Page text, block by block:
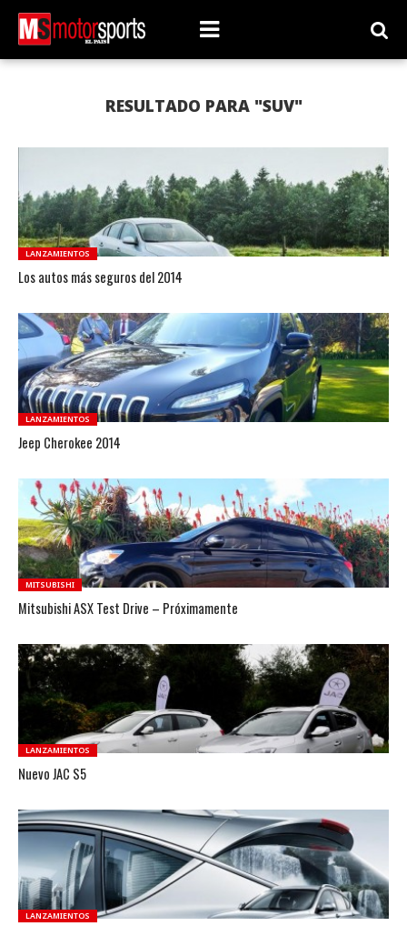
RESULTADO PARA "SUV"
LANZAMIENTOS
Los autos más seguros del 2014
LANZAMIENTOS
Jeep Cherokee 2014
MITSUBISHI
Mitsubishi ASX Test Drive – Próximamente
LANZAMIENTOS
Nuevo JAC S5
LANZAMIENTOS